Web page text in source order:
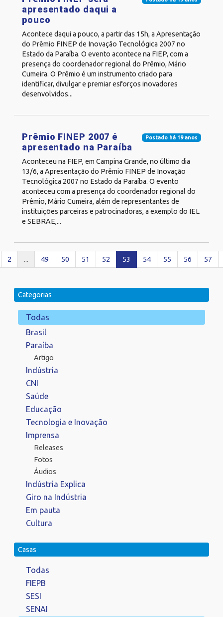
apresentado daqui a
pouco
Acontece daqui a pouco, a partir das 15h, a Apresentação
do Prêmio FINEP de Inovação Tecnológica 2007 no
Estado da Paraíba. O evento acontece na FIEP, com a
presença do coordenador regional do Prêmio, Mário
Cumeira. O Prêmio é um instrumento criado para
identificar, divulgar e premiar esforços inovadores
desenvolvidos...
Postado há 19 anos
Prêmio FINEP 2007 é
apresentado na Paraíba
Aconteceu na FIEP, em Campina Grande, no último dia
13/6, a Apresentação do Prêmio FINEP de Inovação
Tecnológica 2007 no Estado da Paraíba. O evento
aconteceu com a presença do coordenador regional do
Prêmio, Mário Cumeira, além de representantes de
instituições parceiras e patrocinadoras, a exemplo do IEL
e SEBRAE,...
2 ... 49 50 51 52 53 54 55 56 57
Categorias
Todas
Brasil
Paraíba
Artigo
Indústria
CNI
Saúde
Educação
Tecnologia e Inovação
Imprensa
Releases
Fotos
Áudios
Indústria Explica
Giro na Indústria
Em pauta
Cultura
Casas
Todas
FIEPB
SESI
SENAI